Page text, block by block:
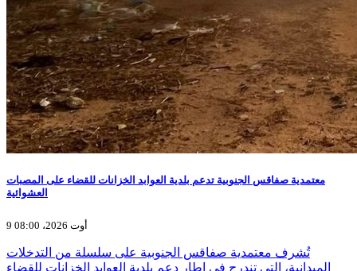
معتمدية صفاقس الجنوبية تدعم بلدية العوابد الخزانات للقضاء على المصبات
العشوائية
9 أوت 2026، 08:00
تُشرف معتمدية صفاقس الجنوبية على سلسلة من التدخلات
الميدانية، التي تندرج في إطار دعم بلدية العوابد الخزانات للقضاء